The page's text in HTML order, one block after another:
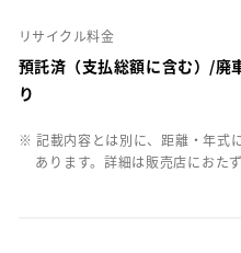
リサイクル料金
預託済（支払総額に含む）/廃
り
※ 記載内容とは別に、距離・年式
あります。詳細は販売店におた